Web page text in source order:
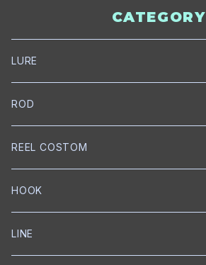
CATEGORY
LURE
NORIES
トップウォーター
クランクベイト
mibro
クランクベイト
NISHINE LURE WORKS
ミノー
BUMBLEBEE CUSTOM LURES
ROD
NORIES
スピニングロッド
ベイトロッド
SLANG
スピニングロッド
GRASS ROOTS
REEL COSTOM
GOLD Works
匠ベアリング
GLITCH
HOOK
BKK
LINE